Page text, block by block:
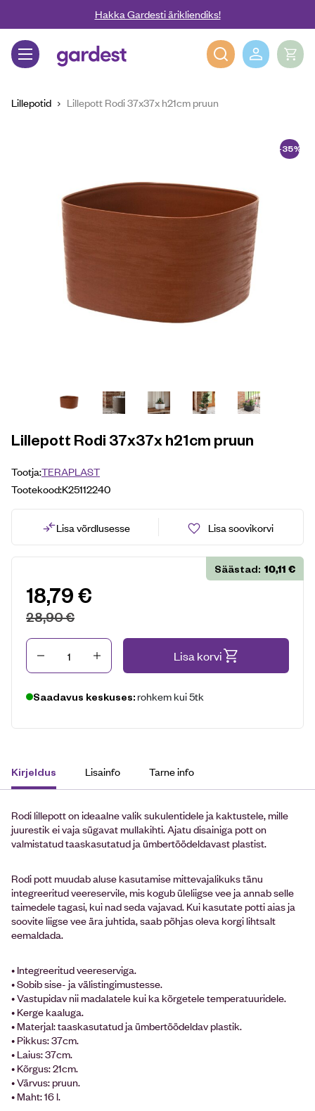
Liigu edasi põhisisu juurdeHakka Gardesti ärikliendiks!
Gardest
Lillepotid Lillepott Rodi 37x37x h21cm pruun
-35%
Lillepott Rodi 37x37x h21cm pruun
Tootja:TERAPLAST
Tootekood:K25112240
Lisa võrdlusesse Lisa soovikorvi
18,79€
28,90€
Säästad: 10,11€
Kogus Lisa korvi
Saadavus keskuses: rohkem kui 5tk
Kirjeldus Lisainfo Tarne info
Rodi lillepott on ideaalne valik sukulentidele ja kaktustele, mille
juurestik ei vaja sügavat mullakihti. Ajatu disainiga pott on
valmistatud taaskasutatud ja ümbertöödeldavast plastist.
Rodi pott muudab aluse kasutamise mittevajalikuks tänu
integreeritud veereservile, mis kogub üleliigse vee ja annab selle
taimedele tagasi, kui nad seda vajavad. Kui kasutate potti aias ja
soovite liigse vee ära juhtida, saab põhjas oleva korgi lihtsalt
eemaldada.
• Integreeritud veereserviga.
• Sobib sise- ja välistingimustesse.
• Vastupidav nii madalatele kui ka kõrgetele temperatuuridele.
• Kerge kaaluga.
• Materjal: taaskasutatud ja ümbertöödeldav plastik.
• Pikkus: 37cm.
• Laius: 37cm.
• Kõrgus: 21cm.
• Värvus: pruun.
• Maht: 16 l.